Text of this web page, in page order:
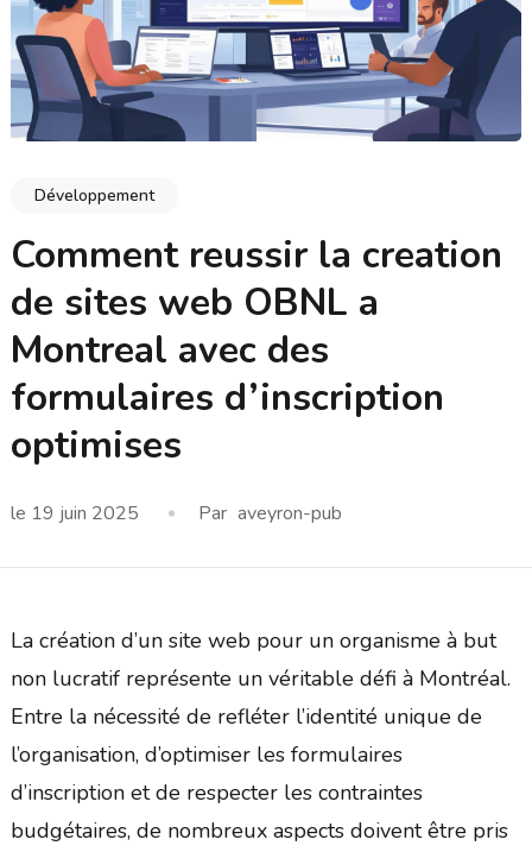
Développement
Comment reussir la creation
de sites web OBNL a
Montreal avec des
formulaires d’inscription
optimises
le 19 juin 2025 Par aveyron-pub
La création d’un site web pour un organisme à but
non lucratif représente un véritable défi à Montréal.
Entre la nécessité de refléter l’identité unique de
l’organisation, d’optimiser les formulaires
d’inscription et de respecter les contraintes
budgétaires, de nombreux aspects doivent être pris